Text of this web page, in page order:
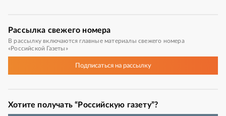
Рассылка свежего номера
В рассылку включаются главные материалы свежего номера
«Российской Газеты»
Подписатьсяна рассылку
Хотите получать “Российскую газету”?